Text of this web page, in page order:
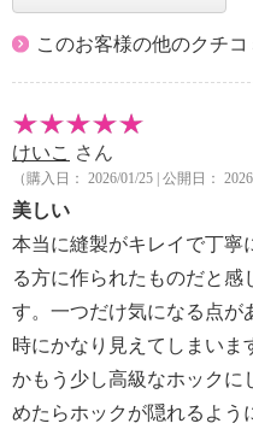
このお客様の他のクチコ
けいこ さん
（購入日： 2026/01/25 | 公開日：
美しい
本当に縫製がキレイで丁寧
る方に作られたものだと
す。一つだけ気になる点が
時にかなり見えてしまいま
かもう少し高級なホックに
めたらホックが隠れるよう